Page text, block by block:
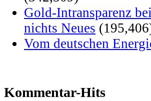
Gold-Intransparenz
nichts Neues
Vom deutschen
Kommentar-Hits